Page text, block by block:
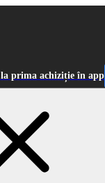
prima achiziție în app